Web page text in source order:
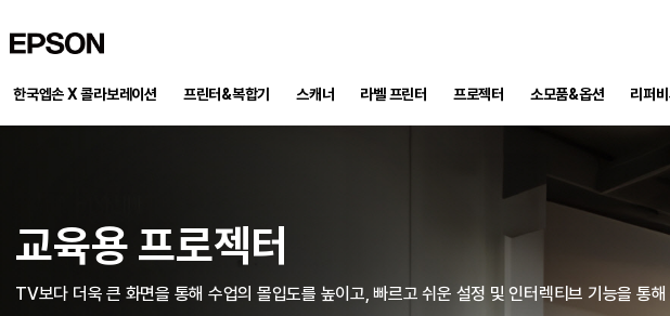
한국엡손 X 콜라보레이션 프린터&복합기 스캐너 라벨 프린터 프로젝터 소모품&옵션 리퍼
교육용 프로젝터
TV보다 더욱 큰 화면을 통해 수업의 몰입도를 높이고, 빠르고 쉬운 설정 및 인터렉티브 기능을 통